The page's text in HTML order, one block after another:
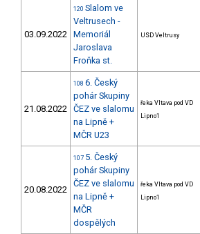
03.09.2022
120 Slalom ve
Veltrusech -
Memoriál
Jaroslava
Froňka st.
USD Veltrusy
21.08.2022
108 6. Český
pohár Skupiny
ČEZ ve slalomu
na Lipně +
MČR U23
řeka Vltava pod VD
Lipno1
20.08.2022
107 5. Český
pohár Skupiny
ČEZ ve slalomu
na Lipně +
MČR
dospělých
řeka Vltava pod VD
Lipno1